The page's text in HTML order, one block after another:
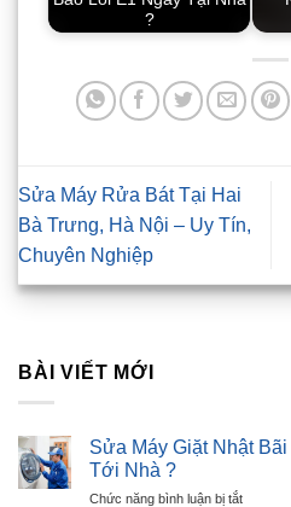
?
Sửa Máy Rửa Bát Tại Hai
Bà Trưng, Hà Nội – Uy Tín,
Chuyên Nghiệp
BÀI VIẾT MỚI
Sửa Máy Giặt Nhật
Tới Nhà ?
Chức năng bình luận bị tắtở